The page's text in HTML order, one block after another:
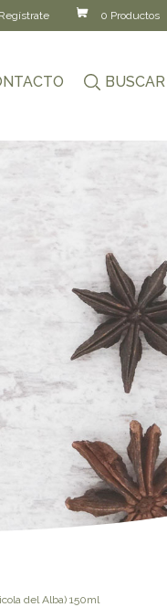
0 Productos
BUSCAR
del Alba) 150ml